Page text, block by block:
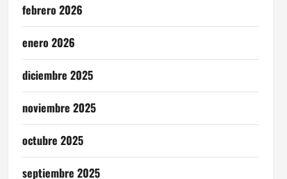
febrero 2026
enero 2026
diciembre 2025
noviembre 2025
octubre 2025
septiembre 2025